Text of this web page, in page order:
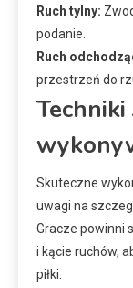
Ruch tylny:
podanie.
Ruch
przestrzeń do
Skuteczne
uwagi na
Gracze powinni
i kącie ruchów,
piłki.